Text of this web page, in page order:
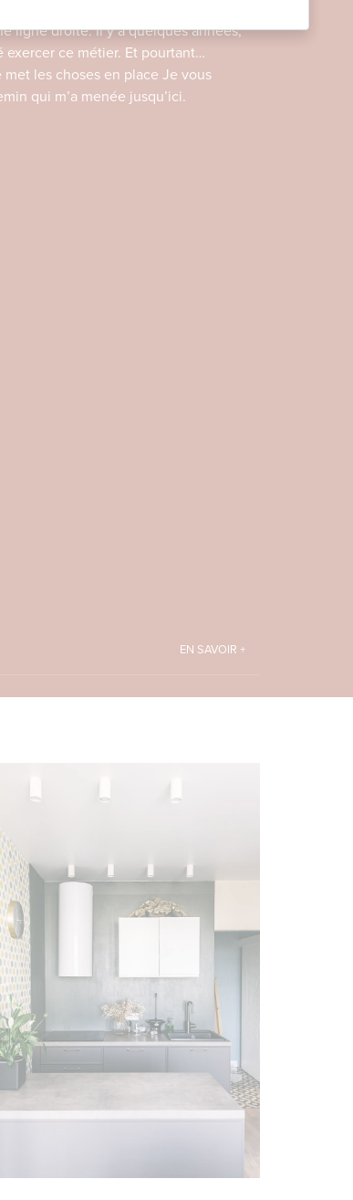
ligne droite. Il y a quelques années,
exercer ce métier. Et pourtant…
met les choses en place Je vous
qui m’a menée jusqu’ici.
EN SAVOIR +